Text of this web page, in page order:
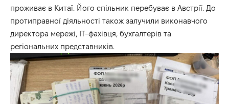
проживає в Китаї. Його спільник перебуває в Австрії. До
протиправної діяльності також залучили виконавчого
директора мережі, ІТ-фахівця, бухгалтерів та
регіональних представників.